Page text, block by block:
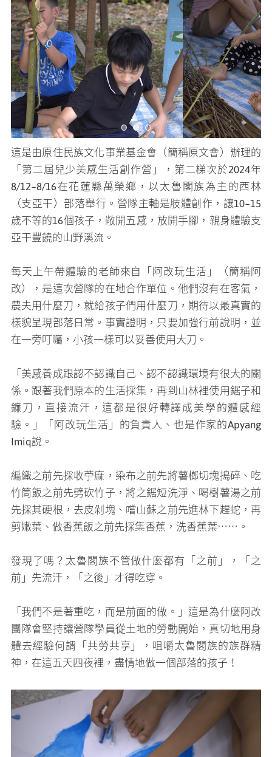
這是由原住民族文化事業基金會（簡稱原文會）辦理的
「第二屆兒少美感生活創作營」，第二梯次於2024年
8/12~8/16在花蓮縣萬榮鄉，以太魯閣族為主的西林
（支亞干）部落舉行。營隊主軸是肢體創作，讓10~15
歲不等的16個孩子，敞開五感，放開手腳，親身體驗支
亞干豐饒的山野溪流。
每天上午帶體驗的老師來自「阿改玩生活」（簡稱阿
改），是這次營隊的在地合作單位。他們沒有在客氣，
農夫用什麼刀，就給孩子們用什麼刀，期待以最真實的
樣貌呈現部落日常。事實證明，只要加強行前說明，並
在一旁叮囑，小孩一樣可以妥善使用大刀。
「美感養成跟認不認識自己、認不認識環境有很大的關
係。跟著我們原本的生活採集，再到山林裡使用鋸子和
鐮刀，直接流汗，這都是很好轉譯成美學的體感經
驗。」「阿改玩生活」的負責人、也是作家的Apyang
Imiq說。
編織之前先採收苧麻，染布之前先將薯榔切塊搗碎、吃
竹筒飯之前先劈砍竹子，將之鋸短洗淨、喝樹薯湯之前
先採其硬根，去皮剁塊、嚐山蘇之前先進林下趕蛇，再
剪嫩葉、做香蕉飯之前先採集香蕉，洗香蕉葉⋯⋯。
發現了嗎？太魯閣族不管做什麼都有「之前」，「之
前」先流汗，「之後」才得吃穿。
「我們不是著重吃，而是前面的做。」這是為什麼阿改
團隊會堅持讓營隊學員從土地的勞動開始，真切地用身
體去經驗何謂「共勞共享」，咀嚼太魯閣族的族群精
神，在這五天四夜裡，盡情地做一個部落的孩子！